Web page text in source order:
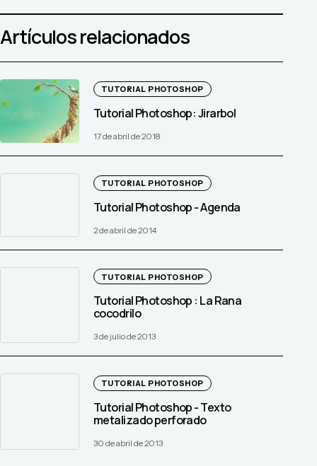
Artículos relacionados
TUTORIAL PHOTOSHOP
Tutorial Photoshop: Jirarbol
17 de abril de 2018
TUTORIAL PHOTOSHOP
Tutorial Photoshop - Agenda
2 de abril de 2014
TUTORIAL PHOTOSHOP
Tutorial Photoshop : La Rana
cocodrilo
3 de julio de 2013
TUTORIAL PHOTOSHOP
Tutorial Photoshop - Texto
metalizado perforado
30 de abril de 2013